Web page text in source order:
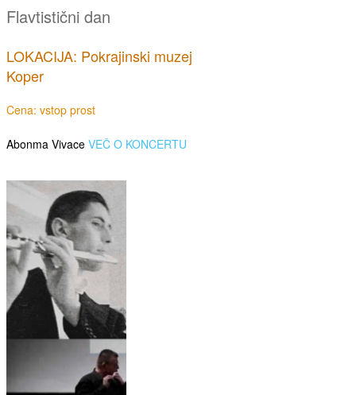
Flavtistični dan
LOKACIJA: Pokrajinski muzej
Koper
Cena: vstop prost
Abonma Vivace VEČ O KONCERTU